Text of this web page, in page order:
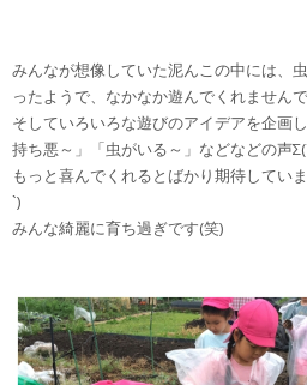
みんなが想像していた泥んこの中には、
ったようで、なかなか遊んでくれません
そしていろいろな遊びのアイデアを企画
持ち悪～」「虫がいる～」などなどの声
もっと喜んでくれるとばかり期待してい
`)
みんな綺麗に育ち過ぎです(笑)